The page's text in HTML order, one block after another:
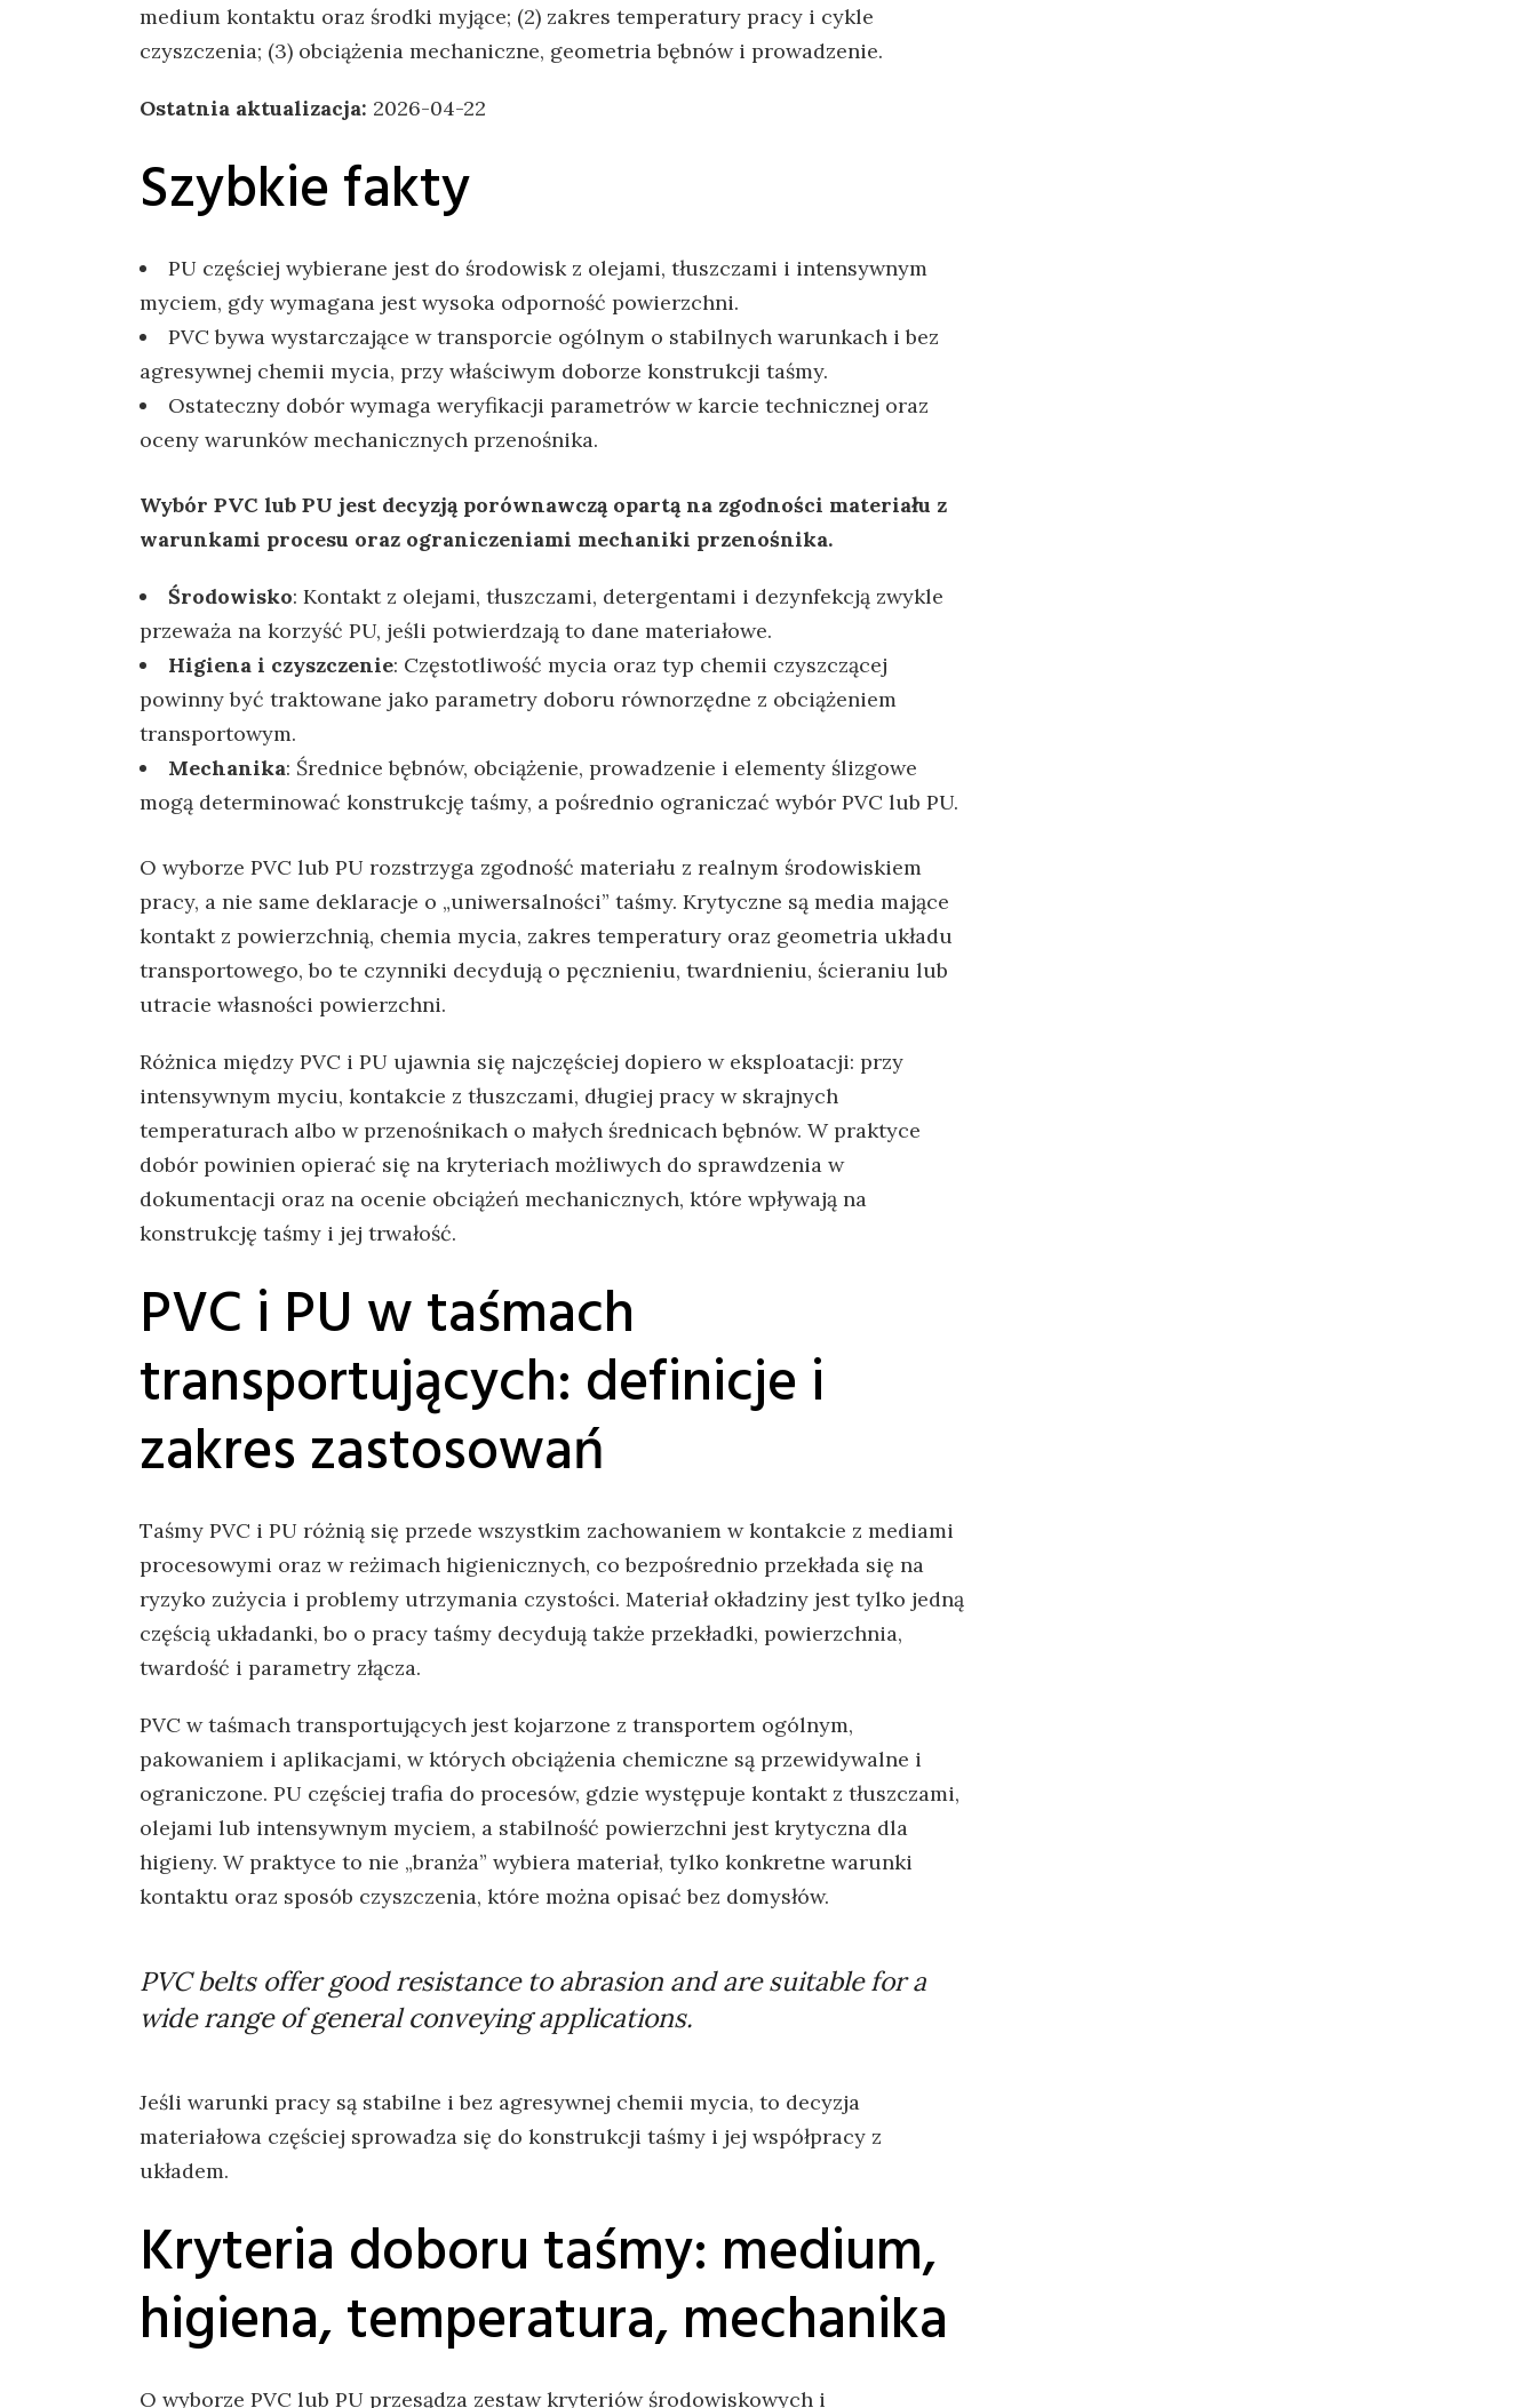
medium kontaktu oraz środki myjące; (2) zakres temperatury pracy i cykle
czyszczenia; (3) obciążenia mechaniczne, geometria bębnów i prowadzenie.
Ostatnia aktualizacja: 2026-04-22
Szybkie fakty
PU częściej wybierane jest do środowisk z olejami, tłuszczami i intensywnym
myciem, gdy wymagana jest wysoka odporność powierzchni.
PVC bywa wystarczające w transporcie ogólnym o stabilnych warunkach i bez
agresywnej chemii mycia, przy właściwym doborze konstrukcji taśmy.
Ostateczny dobór wymaga weryfikacji parametrów w karcie technicznej oraz
oceny warunków mechanicznych przenośnika.
Wybór PVC lub PU jest decyzją porównawczą opartą na zgodności materiału z
warunkami procesu oraz ograniczeniami mechaniki przenośnika.
Środowisko: Kontakt z olejami, tłuszczami, detergentami i dezynfekcją zwykle
przeważa na korzyść PU, jeśli potwierdzają to dane materiałowe.
Higiena i czyszczenie: Częstotliwość mycia oraz typ chemii czyszczącej
powinny być traktowane jako parametry doboru równorzędne z obciążeniem
transportowym.
Mechanika: Średnice bębnów, obciążenie, prowadzenie i elementy ślizgowe
mogą determinować konstrukcję taśmy, a pośrednio ograniczać wybór PVC lub PU.
O wyborze PVC lub PU rozstrzyga zgodność materiału z realnym środowiskiem
pracy, a nie same deklaracje o „uniwersalności” taśmy. Krytyczne są media mające
kontakt z powierzchnią, chemia mycia, zakres temperatury oraz geometria układu
transportowego, bo te czynniki decydują o pęcznieniu, twardnieniu, ścieraniu lub
utracie własności powierzchni.
Różnica między PVC i PU ujawnia się najczęściej dopiero w eksploatacji: przy
intensywnym myciu, kontakcie z tłuszczami, długiej pracy w skrajnych
temperaturach albo w przenośnikach o małych średnicach bębnów. W praktyce
dobór powinien opierać się na kryteriach możliwych do sprawdzenia w
dokumentacji oraz na ocenie obciążeń mechanicznych, które wpływają na
konstrukcję taśmy i jej trwałość.
PVC i PU w taśmach
transportujących: definicje i
zakres zastosowań
Taśmy PVC i PU różnią się przede wszystkim zachowaniem w kontakcie z mediami
procesowymi oraz w reżimach higienicznych, co bezpośrednio przekłada się na
ryzyko zużycia i problemy utrzymania czystości. Materiał okładziny jest tylko jedną
częścią układanki, bo o pracy taśmy decydują także przekładki, powierzchnia,
twardość i parametry złącza.
PVC w taśmach transportujących jest kojarzone z transportem ogólnym,
pakowaniem i aplikacjami, w których obciążenia chemiczne są przewidywalne i
ograniczone. PU częściej trafia do procesów, gdzie występuje kontakt z tłuszczami,
olejami lub intensywnym myciem, a stabilność powierzchni jest krytyczna dla
higieny. W praktyce to nie „branża” wybiera materiał, tylko konkretne warunki
kontaktu oraz sposób czyszczenia, które można opisać bez domysłów.
PVC belts offer good resistance to abrasion and are suitable for a
wide range of general conveying applications.
Jeśli warunki pracy są stabilne i bez agresywnej chemii mycia, to decyzja
materiałowa częściej sprowadza się do konstrukcji taśmy i jej współpracy z
układem.
Kryteria doboru taśmy: medium,
higiena, temperatura, mechanika
O wyborze PVC lub PU przesądza zestaw kryteriów środowiskowych i